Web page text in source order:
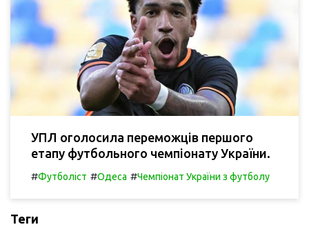
УПЛ оголосила переможців першого
етапу футбольного чемпіонату України.
#Футболіст #Одеса #Чемпіонат України з футболу
Теги